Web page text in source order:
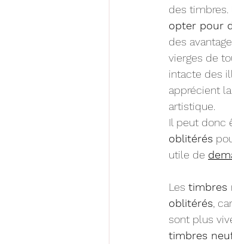
des
opter pour
des
vierges de
intacte des
apprécient
artistique.
Il peut donc
oblitérés
utile de
Les timbres
oblitérés ,
sont plus
timbres